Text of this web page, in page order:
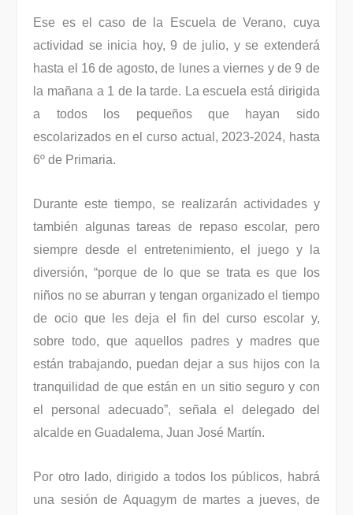
Ese es el caso de la Escuela de Verano, cuya
actividad se inicia hoy, 9 de julio, y se extenderá
hasta el 16 de agosto, de lunes a viernes y de 9 de
la mañana a 1 de la tarde. La escuela está dirigida
a todos los pequeños que hayan sido
escolarizados en el curso actual, 2023-2024, hasta
6º de Primaria.
Durante este tiempo, se realizarán actividades y
también algunas tareas de repaso escolar, pero
siempre desde el entretenimiento, el juego y la
diversión, “porque de lo que se trata es que los
niños no se aburran y tengan organizado el tiempo
de ocio que les deja el fin del curso escolar y,
sobre todo, que aquellos padres y madres que
están trabajando, puedan dejar a sus hijos con la
tranquilidad de que están en un sitio seguro y con
el personal adecuado”, señala el delegado del
alcalde en Guadalema, Juan José Martín.
Por otro lado, dirigido a todos los públicos, habrá
una sesión de Aquagym de martes a jueves, de